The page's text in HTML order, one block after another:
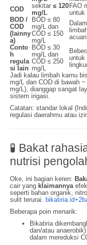
COD
sekitar ≤ 120
mg/L
FAO
untuk
BOD /
COD
(lainny
a)
BOD ≤ 80
mg/L dan
COD ≤ 150
mg/L
Conto
h
regula
si lain
BOD ≤ 30
mg/L dan
COD ≤ 250
mg/L
untuk
Jadi kalau limbah kamu
mg/L dan COD di bawah
mg/L), dianggap sangat
sistem irigasi.
Catatan: standar lokal
regulasi daerahmu atau
🧪 Bakat
nutrisi
Oke, ini bagian keren:
cair yang klaimannya
seperti bahan organik,
sulit terurai. bikatiria.id+2
Beberapa poin menarik:
Bikatiria
dan/atau
dalam mereduksi